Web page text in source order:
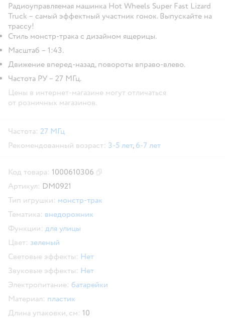
Радиоуправляемая машинка Hot Wheels Super Fast Lizard
Truck – самый эффектный участник гонок. Выпускайте на
трассу!
Стиль монстр-трака c дизайном ящерицы.
Масштаб – 1:43.
Движение вперед-назад, повороты вправо-влево.
Частота РУ – 27 МГц.
Цены в интернет-магазине могут отличаться
от розничных магазинов.
Частота: 27 МГц
Рекомендованный возраст: 3-5 лет, 6-7 лет
Код товара: 1000610306
Артикул: DM0921
Тип игрушки: монстр-трак
Тематика: внедорожник
Функции: для улицы
Цвет: зеленый
Световые эффекты: Нет
Звуковые эффекты: Нет
Электропитание: батарейки
Материал: пластик
Длина упаковки, см: 10